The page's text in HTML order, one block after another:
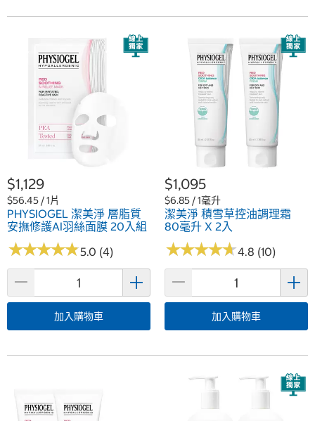
$1,129
$56.45 / 1片
PHYSIOGEL 潔美淨 層脂質
安撫修護AI羽絲面膜 20入組
★★★★★
★★★★★5.0 (4)
加入購物車
$1,095
$6.85 / 1毫升
潔美淨 積雪草控油調理霜
80毫升 X 2入
★★★★★
★★★★★4.8 (10)
加入購物車